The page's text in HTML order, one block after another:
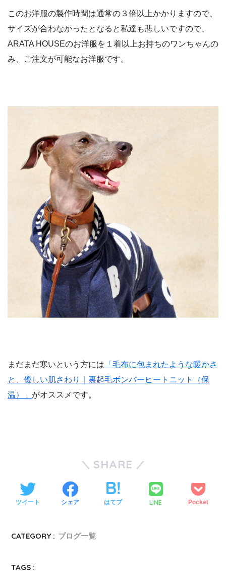
このお洋服の製作時間は通常の３倍以上かかりますので、
サイズが合わなかったとなると私達も悲しいですので、
ARATA HOUSEのお洋服を１着以上お持ちのワンちゃんの
み、ご注文が可能なお洋服です。
まだまだ寒いという方には 「毛布に包まれたような暖かさ
と、優しい肌さわり｜裏起毛ボンバーヒートニット（保
温）」 がオススメです。
SHARE
ツイート シェア はてブ LINE Pocket
CATEGORY : ブログ一覧
TAGS :